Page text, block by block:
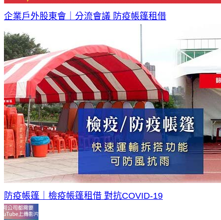
企業戶外股東會｜分流會議 防疫帳篷租借
防疫帳篷｜檢疫帳篷租借 對抗COVID-19